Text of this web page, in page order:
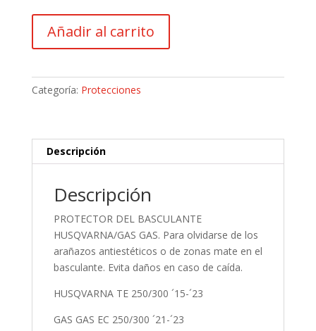
DEL
BASCULANTE
GAS
Añadir al carrito
Categoría: Protecciones
Descripción
Descripción
PROTECTOR DEL BASCULANTE
HUSQVARNA/GAS GAS. Para olvidarse de los
arañazos antiestéticos o de zonas mate en el
basculante. Evita daños en caso de caída.
HUSQVARNA TE 250/300 ´15-´23
GAS GAS EC 250/300 ´21-´23